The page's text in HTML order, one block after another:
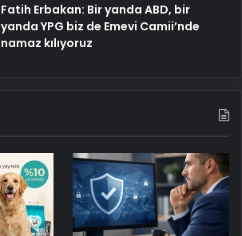
Fatih Erbakan: Bir yanda ABD, bir
yanda YPG biz de Emevi Camii’nde
namaz kılıyoruz